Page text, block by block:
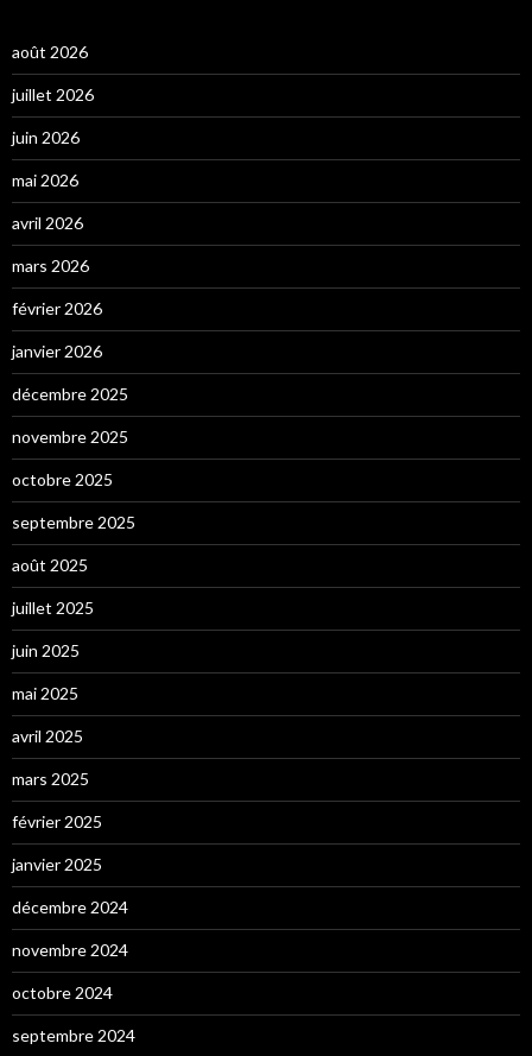
août 2026
juillet 2026
juin 2026
mai 2026
avril 2026
mars 2026
février 2026
janvier 2026
décembre 2025
novembre 2025
octobre 2025
septembre 2025
août 2025
juillet 2025
juin 2025
mai 2025
avril 2025
mars 2025
février 2025
janvier 2025
décembre 2024
novembre 2024
octobre 2024
septembre 2024